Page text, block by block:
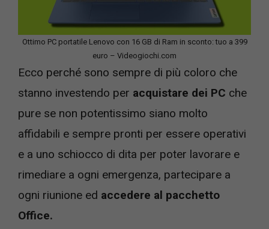
Ottimo PC portatile Lenovo con 16 GB di Ram in sconto: tuo a 399
euro – Videogiochi.com
Ecco perché sono sempre di più coloro che
stanno investendo per acquistare dei PC che
pure se non potentissimo siano molto
affidabili e sempre pronti per essere operativi
e a uno schiocco di dita per poter lavorare e
rimediare a ogni emergenza, partecipare a
ogni riunione ed accedere al pacchetto
Office.